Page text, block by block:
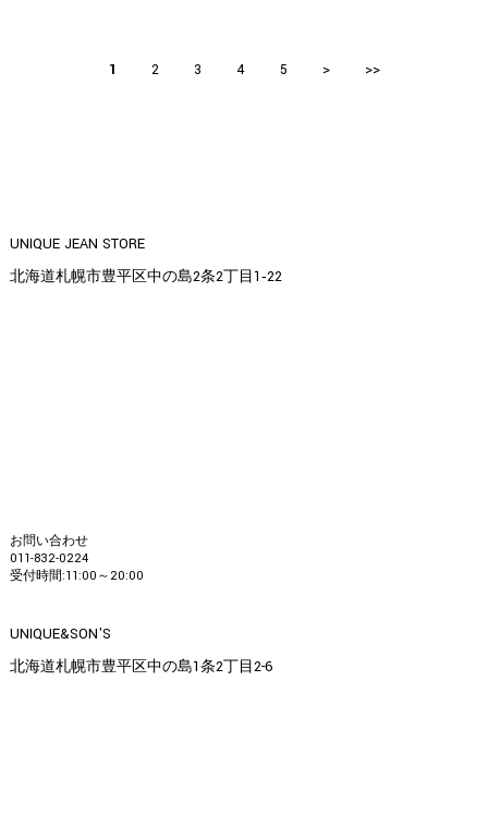
1 2 3 4 5 > >>
UNIQUE JEAN STORE
北海道札幌市豊平区中の島2条2丁目1‐22
お問い合わせ
011-832-0224
受付時間:11:00～20:00
UNIQUE&SON'S
北海道札幌市豊平区中の島1条2丁目2-6